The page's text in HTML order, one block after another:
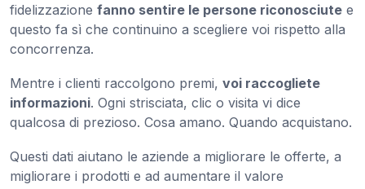
fidelizzazione fanno sentire le persone riconosciute e
questo fa sì che continuino a scegliere voi rispetto alla
concorrenza.
Mentre i clienti raccolgono premi, voi raccogliete
informazioni. Ogni strisciata, clic o visita vi dice
qualcosa di prezioso. Cosa amano. Quando acquistano.
Questi dati aiutano le aziende a migliorare le offerte, a
migliorare i prodotti e ad aumentare il valore